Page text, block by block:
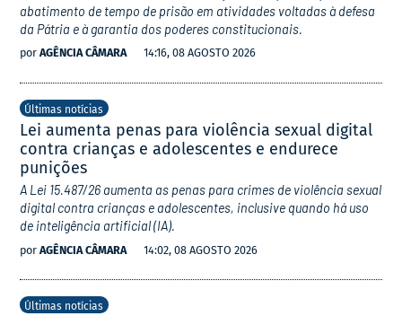
abatimento de tempo de prisão em atividades voltadas à defesa
da Pátria e à garantia dos poderes constitucionais.
por AGÊNCIA CÂMARA 14:16, 08 AGOSTO 2026
Últimas notícias
Lei aumenta penas para violência sexual digital
contra crianças e adolescentes e endurece
punições
A Lei 15.487/26 aumenta as penas para crimes de violência sexual
digital contra crianças e adolescentes, inclusive quando há uso
de inteligência artificial (IA).
por AGÊNCIA CÂMARA 14:02, 08 AGOSTO 2026
Últimas notícias